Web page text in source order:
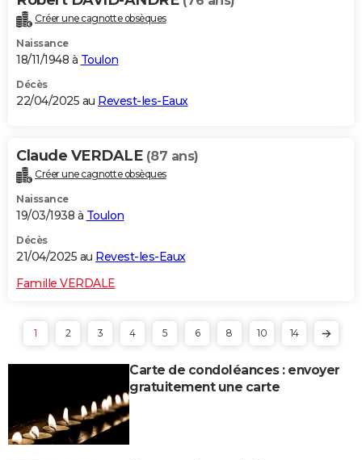
Créer une cagnotte obsèques
Naissance
18/11/1948 à Toulon
Décès
22/04/2025 au Revest-les-Eaux
Claude VERDALE (87 ans)
Créer une cagnotte obsèques
Naissance
19/03/1938 à Toulon
Décès
21/04/2025 au Revest-les-Eaux
Famille VERDALE
1 2 3 4 5 6 8 10 14
Carte de condoléances : envoyer
gratuitement une carte